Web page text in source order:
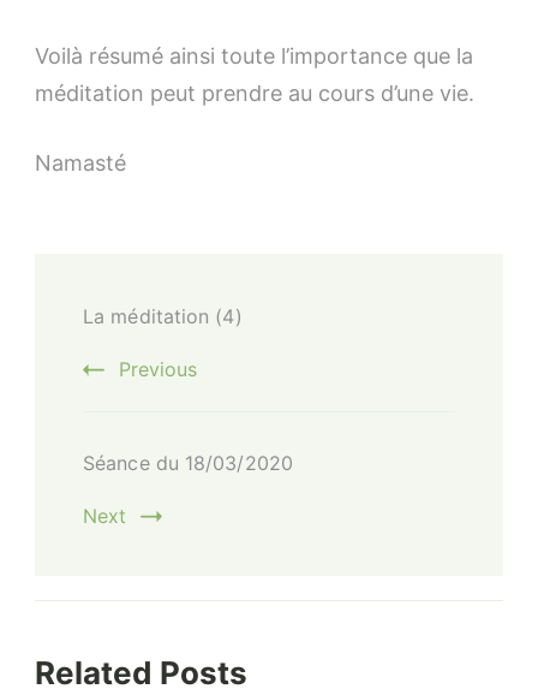
Voilà résumé ainsi toute l’importance que la
méditation peut prendre au cours d’une vie.
Namasté
Navigation
La méditation (4)
Previous
Séance du 18/03/2020
Next
Related Posts